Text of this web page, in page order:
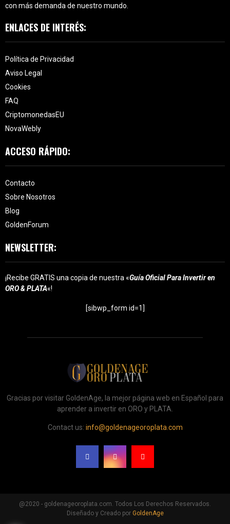
con más demanda de nuestro mundo.
ENLACES DE INTERÉS:
Política de Privacidad
Aviso Legal
Cookies
FAQ
CriptomonedasEU
NovaWebly
ACCESO RÁPIDO:
Contacto
Sobre Nosotros
Blog
GoldenForum
NEWSLETTER:
¡Recibe GRATIS una copia de nuestra «Guía Oficial Para Invertir en
ORO & PLATA«!
[sibwp_form id=1]
Gracias por visitar GoldenAge, la mejor página web en Español para
aprender a invertir en ORO y PLATA.
Contact us: info@goldenageoroplata.com
@2020 - goldenageoroplata.com. Todos Los Derechos Reservados.
Diseñado y Creado por GoldenAge